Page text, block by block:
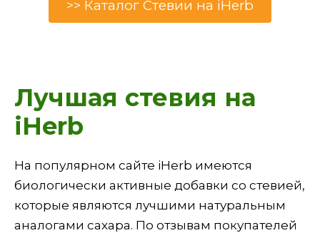
>> Каталог Стевии на iHerb
Лучшая стевия на
iHerb
На популярном сайте iHerb имеются
биологически активные добавки со стевией,
которые являются лучшими натуральным
аналогами сахара. По отзывам покупателей